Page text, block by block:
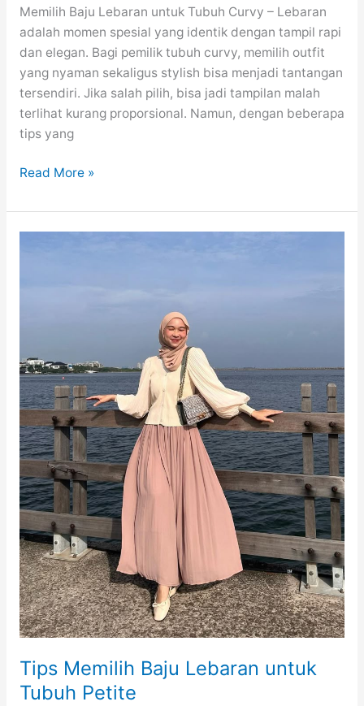
Memilih Baju Lebaran untuk Tubuh Curvy – Lebaran
adalah momen spesial yang identik dengan tampil rapi
dan elegan. Bagi pemilik tubuh curvy, memilih outfit
yang nyaman sekaligus stylish bisa menjadi tantangan
tersendiri. Jika salah pilih, bisa jadi tampilan malah
terlihat kurang proporsional. Namun, dengan beberapa
tips yang
Tips
Baju
Lebaran
Read More »
Tips Memilih Baju Lebaran untuk
Tubuh Petite